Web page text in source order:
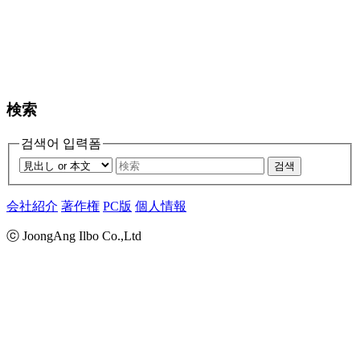
検索
검색어 입력폼
검색
会社紹介 著作権 PC版 個人情報
ⓒ JoongAng Ilbo Co.,Ltd